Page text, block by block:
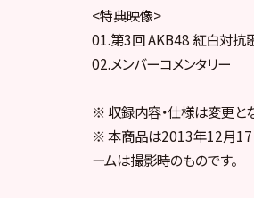
<特典映像>
01.第3回 AKB48 紅白対抗
02.メンバーコメンタリー
※ 収録内容・仕様は変更と
※ 本商品は2013年12月17
ームは撮影時のものです。